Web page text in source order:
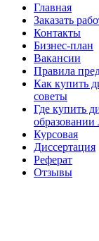
Главная
Заказать
Контакты
Бизнес-план
Вакансии
Правила
Как купить
советы
Где купить
образовании
Курсовая
Диссертация
Реферат
Отзывы